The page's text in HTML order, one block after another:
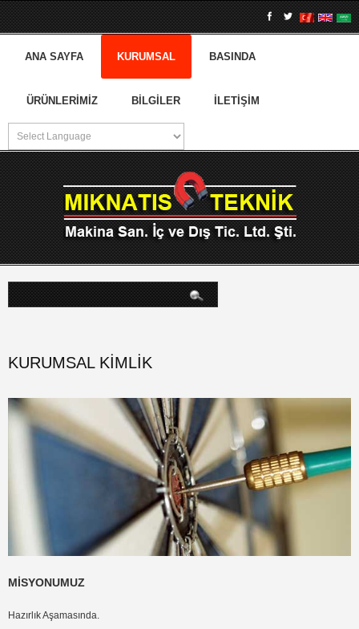
ANA SAYFA KURUMSAL BASINDA
ÜRÜNLERIMIZ BILGILER İLETIŞIM
arama...
KURUMSAL KIMLIK
MISYONUMUZ
Hazırlık Aşamasında.